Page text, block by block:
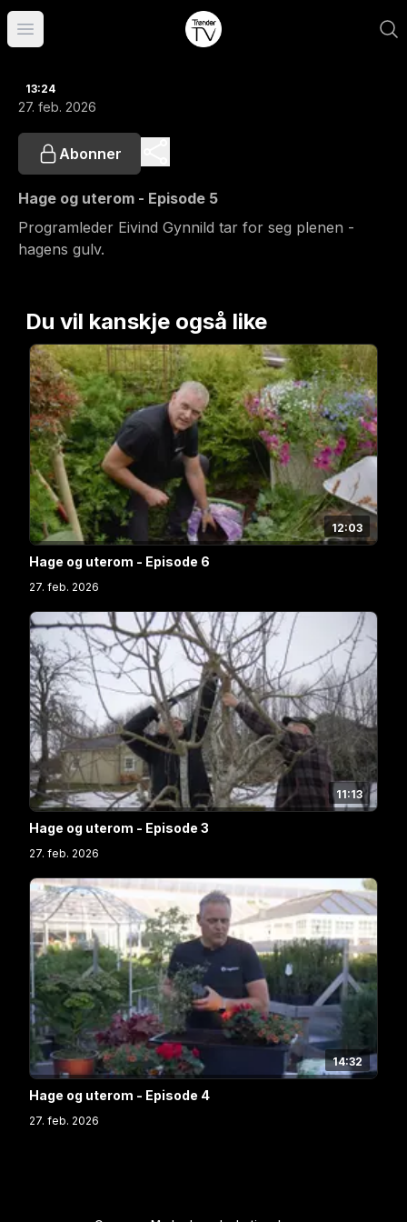
Åpne hovedmeny
13:24
27. feb. 2026
Abonner
Hage og uterom - Episode 5
Programleder Eivind Gynnild tar for seg plenen -
hagens gulv.
Du vil kanskje også like
12:03
Hage og uterom - Episode 6
27. feb. 2026
11:13
Hage og uterom - Episode 3
27. feb. 2026
14:32
Hage og uterom - Episode 4
27. feb. 2026